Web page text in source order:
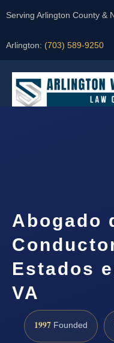
Serving Arlington County &
Arlington: (703) 589-9250
Abogado
Estados
VA
1997 Founded